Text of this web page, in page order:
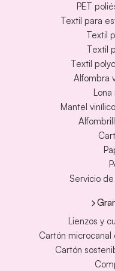
PET
Textil para
Textil
Textil
Textil
Alfombra
Mantel
Servicio
Lienzos y
Cartón
Cartón